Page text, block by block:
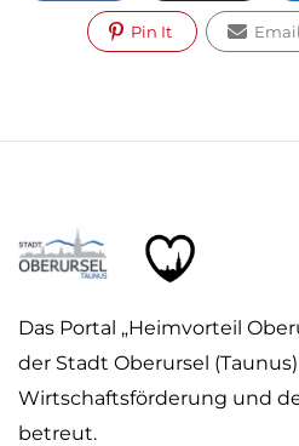
Pin It Email
Das Portal „Heimvorteil
der Stadt Oberursel
Wirtschaftsförderung und
betreut.